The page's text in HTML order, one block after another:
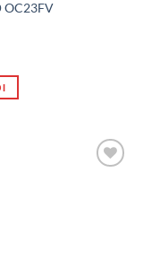
OC23FV